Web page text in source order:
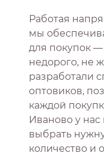
Работая
мы
для покупок
недорого, не
разработали
оптовиков,
каждой
Иваново у нас
выбрать
количество и